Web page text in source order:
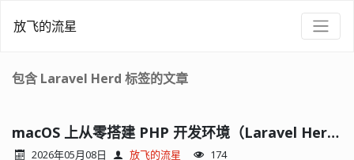
放飞的流星
包含 Laravel Herd 标签的文章
macOS 上从零搭建 PHP 开发环境（Laravel Herd 小白教程）
2026年05月08日 放飞的流星 174